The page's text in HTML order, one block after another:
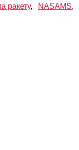
ракету, NASAMS,